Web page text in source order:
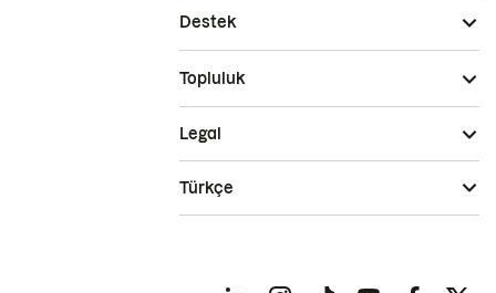
Destek
Topluluk
Legal
Türkçe